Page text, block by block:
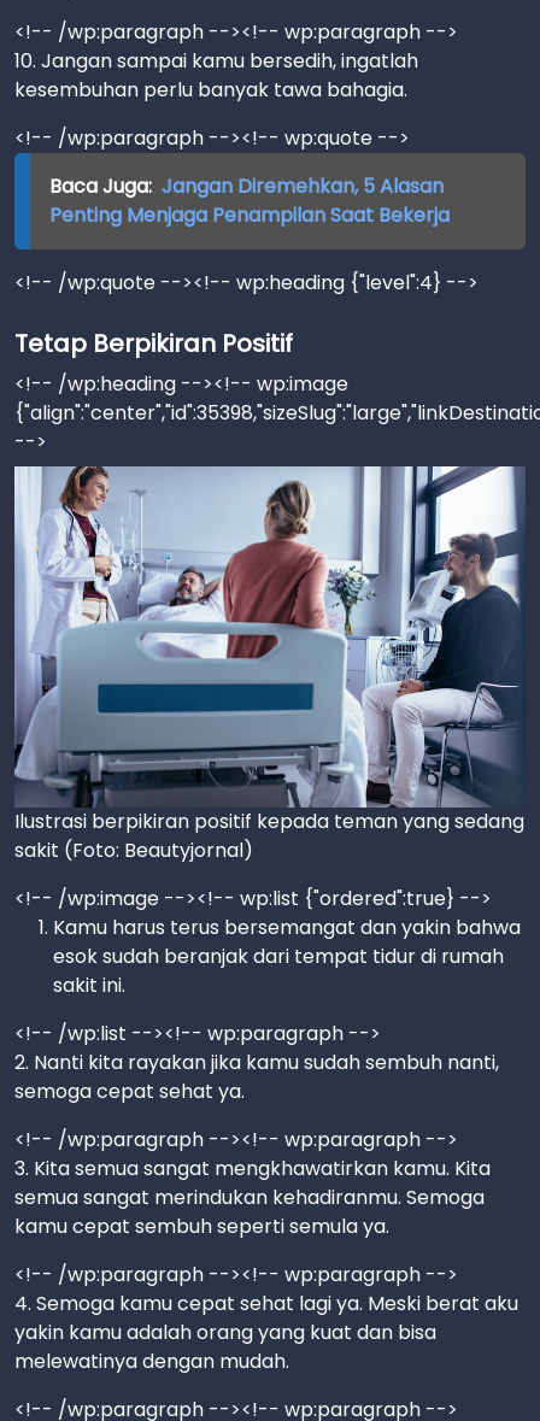
<!-- /wp:paragraph --><!-- wp:paragraph -->
10. Jangan sampai kamu bersedih, ingatlah
kesembuhan perlu banyak tawa bahagia.
<!-- /wp:paragraph --><!-- wp:quote -->
Baca Juga: Jangan Diremehkan, 5 Alasan
Penting Menjaga Penampilan Saat Bekerja
<!-- /wp:quote --><!-- wp:heading {"level":4} -->
Tetap Berpikiran Positif
<!-- /wp:heading --><!-- wp:image
-->
Ilustrasi berpikiran positif kepada teman yang sedang
sakit (Foto: Beautyjornal)
<!-- /wp:image --><!-- wp:list {"ordered":true} -->
Kamu harus terus bersemangat dan yakin bahwa
esok sudah beranjak dari tempat tidur di rumah
sakit ini.
<!-- /wp:list --><!-- wp:paragraph -->
2. Nanti kita rayakan jika kamu sudah sembuh nanti,
semoga cepat sehat ya.
<!-- /wp:paragraph --><!-- wp:paragraph -->
3. Kita semua sangat mengkhawatirkan kamu. Kita
semua sangat merindukan kehadiranmu. Semoga
kamu cepat sembuh seperti semula ya.
<!-- /wp:paragraph --><!-- wp:paragraph -->
4. Semoga kamu cepat sehat lagi ya. Meski berat aku
yakin kamu adalah orang yang kuat dan bisa
melewatinya dengan mudah.
<!-- /wp:paragraph --><!-- wp:paragraph -->